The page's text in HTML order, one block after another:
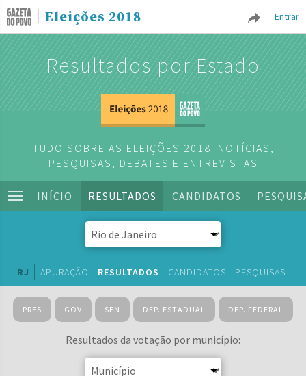
Entrar
Eleições 2018
Resultados por Estado
TUDO SOBRE AS ELEIÇÕES 2018: NOTÍCIAS,
PESQUISAS, DEBATES E ENTREVISTAS
INÍCIO RESULTADOS CANDIDATOS
RJ APURAÇÃO RESULTADOS CANDIDATOS PESQUISAS
PRES GOV SEN DEP. ESTADUAL DEP. FEDERAL
Resultados da votação por município: